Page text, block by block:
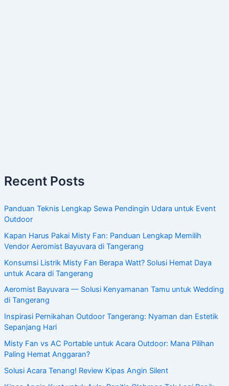
Recent Posts
Panduan Teknis Lengkap Sewa Pendingin Udara untuk Event
Outdoor
Kapan Harus Pakai Misty Fan: Panduan Lengkap Memilih
Vendor Aeromist Bayuvara di Tangerang
Konsumsi Listrik Misty Fan Berapa Watt? Solusi Hemat Daya
untuk Acara di Tangerang
Aeromist Bayuvara — Solusi Kenyamanan Tamu untuk Wedding
di Tangerang
Inspirasi Pernikahan Outdoor Tangerang: Nyaman dan Estetik
Sepanjang Hari
Misty Fan vs AC Portable untuk Acara Outdoor: Mana Pilihan
Paling Hemat Anggaran?
Solusi Acara Tenang! Review Kipas Angin Silent